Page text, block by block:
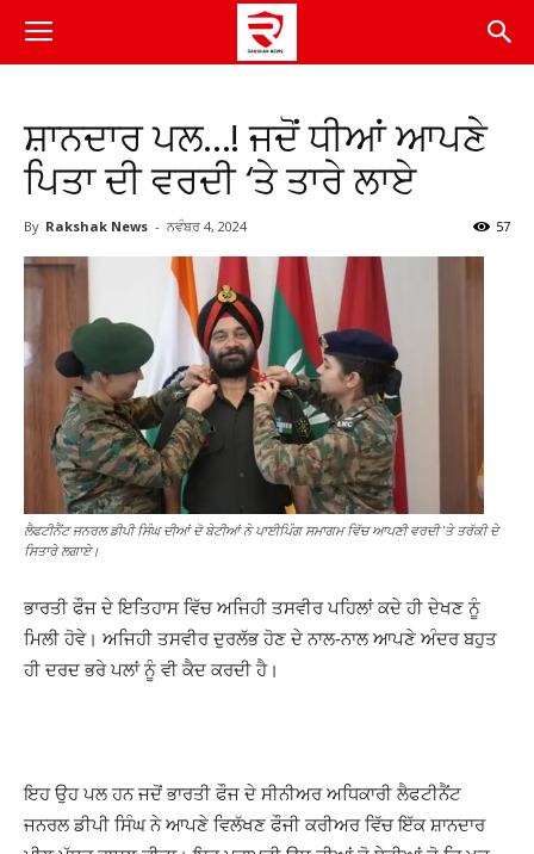
ਸ਼ਾਨਦਾਰ ਪਲ…! ਜਦੋਂ ਧੀਆਂ ਆਪਣੇ
ਪਿਤਾ ਦੀ ਵਰਦੀ ‘ਤੇ ਤਾਰੇ ਲਾਏ
By Rakshak News - ਨਵੰਬਰ 4, 2024 57
ਲੈਫਟੀਨੈਂਟ ਜਨਰਲ ਡੀਪੀ ਸਿੰਘ ਦੀਆਂ ਦੋ ਬੇਟੀਆਂ ਨੇ ਪਾਈਪਿੰਗ ਸਮਾਗਮ ਵਿੱਚ ਆਪਣੀ ਵਰਦੀ 'ਤੇ ਤਰੱਕੀ ਦੇ
ਸਿਤਾਰੇ ਲਗਾਏ।
ਭਾਰਤੀ ਫੌਜ ਦੇ ਇਤਿਹਾਸ ਵਿੱਚ ਅਜਿਹੀ ਤਸਵੀਰ ਪਹਿਲਾਂ ਕਦੇ ਹੀ ਦੇਖਣ ਨੂੰ
ਮਿਲੀ ਹੋਵੇ। ਅਜਿਹੀ ਤਸਵੀਰ ਦੁਰਲੱਭ ਹੋਣ ਦੇ ਨਾਲ-ਨਾਲ ਆਪਣੇ ਅੰਦਰ ਬਹੁਤ
ਹੀ ਦਰਦ ਭਰੇ ਪਲਾਂ ਨੂੰ ਵੀ ਕੈਦ ਕਰਦੀ ਹੈ।
ਇਹ ਉਹ ਪਲ ਹਨ ਜਦੋਂ ਭਾਰਤੀ ਫੌਜ ਦੇ ਸੀਨੀਅਰ ਅਧਿਕਾਰੀ ਲੈਫਟੀਨੈਂਟ
ਜਨਰਲ ਡੀਪੀ ਸਿੰਘ ਨੇ ਆਪਣੇ ਵਿਲੱਖਣ ਫੌਜੀ ਕਰੀਅਰ ਵਿੱਚ ਇੱਕ ਸ਼ਾਨਦਾਰ